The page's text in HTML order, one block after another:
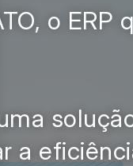
o
a